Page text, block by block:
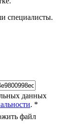
специалисты.
данных
. *
файл